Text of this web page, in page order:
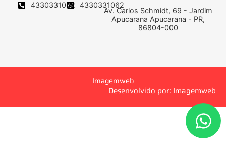
4330331062 4330331062
Av. Carlos Schmidt, 69 - Jardim
Apucarana Apucarana - PR,
86804-000
Imagemweb
Desenvolvido por: Imagemweb